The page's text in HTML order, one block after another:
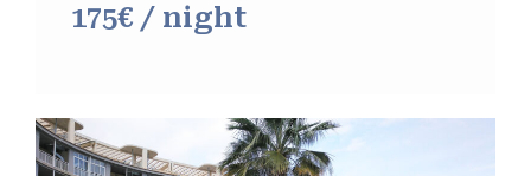
175€ / night